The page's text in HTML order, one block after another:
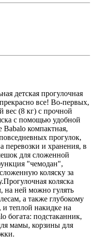
детская прогулочная
все! Во-первых,
вес (8 кг) с прочной
с помощью удобной
компактная,
прогулок,
перевозки и хранения, в
для сложенной
"чемодан",
коляску за
коляска
на ней можно гулять
а также глубокому
теплой накидке на
богата: подстаканник,
мамы, корзины для